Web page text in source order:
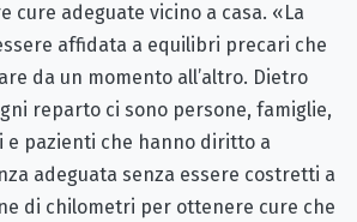
cure adeguate vicino a casa. «La
affidata a equilibri precari che
da un momento all’altro. Dietro
reparto ci sono persone, famiglie,
e pazienti che hanno diritto a
adeguata senza essere costretti a
di chilometri per ottenere cure che